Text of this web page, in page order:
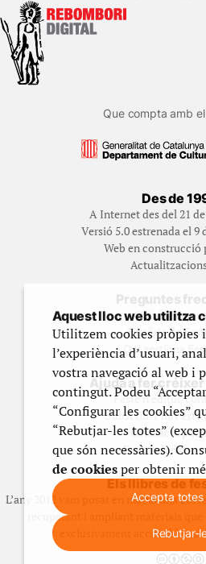
Que compta amb
Des de
A Internet des del 21
Versió 5.0 estrenada el 9
Web en construcció
Preguntes
Qué és
Història de
Qui gestiona
Ajuda a fer
Feste’n editor/
Subscriu-t’hi/
Contracta
Fes un donatiu
Els llibres de
L’any 2012 vam posar en marxa una
recuperant i ampliant materials
exclusivament accessibles al
Aquest lloc web utilitza
Utilitzem cookies pròpies
l’experiència d’usuari,
vostra navegació al web i
contingut. Podeu
“Configurar les cookies”
“Rebutjar-les totes”
que són necessàries).
de cookiesper obtenir
Accepta totes
Rebutjar-